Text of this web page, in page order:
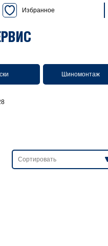
Избранное
Шиномонтаж